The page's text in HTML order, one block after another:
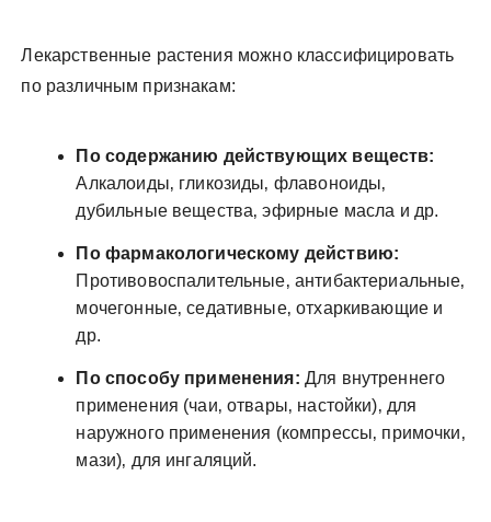
Лекарственные растения можно классифицировать
по различным признакам:
По содержанию действующих веществ:
Алкалоиды‚ гликозиды‚ флавоноиды‚
дубильные вещества‚ эфирные масла и др.
По фармакологическому действию:
Противовоспалительные‚ антибактериальные‚
мочегонные‚ седативные‚ отхаркивающие и
др.
По способу применения: Для внутреннего
применения (чаи‚ отвары‚ настойки)‚ для
наружного применения (компрессы‚ примочки‚
мази)‚ для ингаляций.